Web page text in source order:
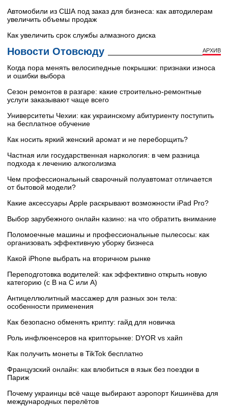
Автомобили из США под заказ для бизнеса: как автодилерам
увеличить объемы продаж
Как увеличить срок службы алмазного диска
Новости Отовсюду АРХИВ
Когда пора менять велосипедные покрышки: признаки износа
и ошибки выбора
Сезон ремонтов в разгаре: какие строительно-ремонтные
услуги заказывают чаще всего
Университеты Чехии: как украинскому абитуриенту поступить
на бесплатное обучение
Как носить яркий женский аромат и не переборщить?
Частная или государственная наркология: в чем разница
подхода к лечению алкоголизма
Чем профессиональный сварочный полуавтомат отличается
от бытовой модели?
Какие аксессуары Apple раскрывают возможности iPad Pro?
Выбор зарубежного онлайн казино: на что обратить внимание
Поломоечные машины и профессиональные пылесосы: как
организовать эффективную уборку бизнеса
Какой iPhone выбрать на вторичном рынке
Переподготовка водителей: как эффективно открыть новую
категорию (с B на C или А)
Антицеллюлитный массажер для разных зон тела:
особенности применения
Как безопасно обменять крипту: гайд для новичка
Роль инфлюенсеров на крипторынке: DYOR vs хайп
Как получить монеты в TikTok бесплатно
Французский онлайн: как влюбиться в язык без поездки в
Париж
Почему украинцы всё чаще выбирают аэропорт Кишинёва для
международных перелётов